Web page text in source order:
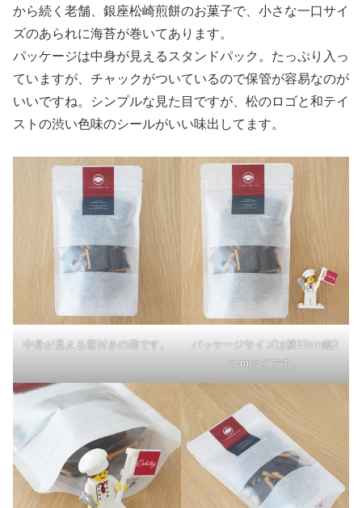
から続く老舗、銀座松崎煎餅のお菓子で、小さな一口サイ
ズのあられに海苔が巻いてあります。
パッケージは中身が見えるスタンドパック。たっぷり入っ
ていますが、チャックがついているので保管が容易なのが
いいですね。シンプルな見た目ですが、松のロゴと和テイ
ストの渋い色味のシールがいい味出してます。
中身が見える窓付きの袋です。
パッケージサイズは横12cm縦2
0cmほどです。